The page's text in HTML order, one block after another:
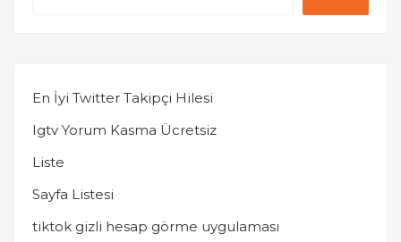
En İyi Twitter Takipçi Hilesi
Igtv Yorum Kasma Ücretsiz
Liste
Sayfa Listesi
tiktok gizli hesap görme uygulaması